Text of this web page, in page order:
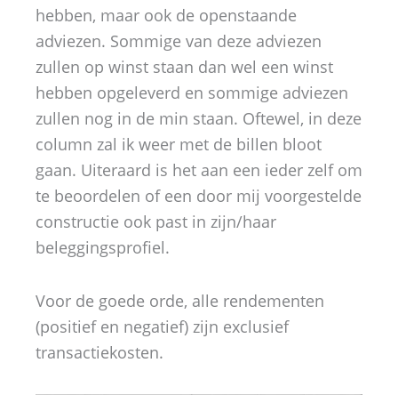
hebben, maar ook de openstaande
adviezen. Sommige van deze adviezen
zullen op winst staan dan wel een winst
hebben opgeleverd en sommige adviezen
zullen nog in de min staan. Oftewel, in deze
column zal ik weer met de billen bloot
gaan. Uiteraard is het aan een ieder zelf om
te beoordelen of een door mij voorgestelde
constructie ook past in zijn/haar
beleggingsprofiel.
Voor de goede orde, alle rendementen
(positief en negatief) zijn exclusief
transactiekosten.